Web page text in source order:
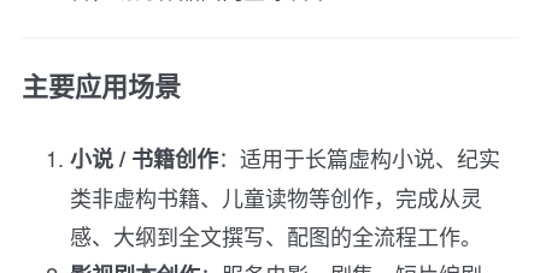
主要应用场景
小说 / 书籍创作：适用于长篇虚构小说、纪实
类非虚构书籍、儿童读物等创作，完成从灵
感、大纲到全文撰写、配图的全流程工作。